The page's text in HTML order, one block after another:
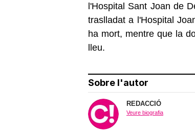
l'Hospital Sant Joan de
traslladat a l'Hospital
ha mort, mentre que la
lleu.
Sobre l'autor
REDACCIÓ
Veure biografia